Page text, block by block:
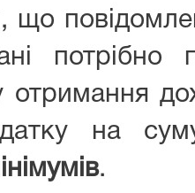
що
потрібно
на
.